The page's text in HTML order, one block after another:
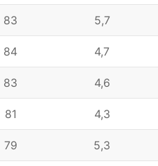
83 5,7
84 4,7
83 4,6
81 4,3
79 5,3